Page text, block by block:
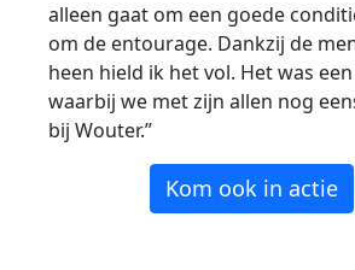
alleen gaat om een goede
om de entourage. Dankzij de
heen hield ik het vol. Het was
waarbij we met zijn allen nog
bij Wouter.”
Kom ook in actie